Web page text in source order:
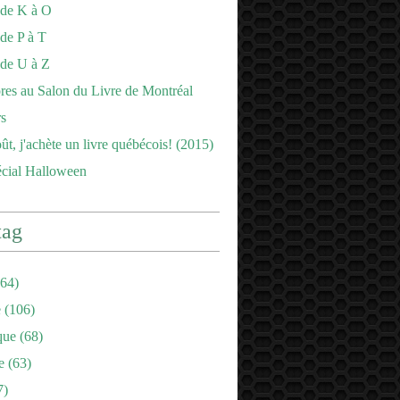
K à O
P à T
U à Z
au Salon du Livre de Montréal
j'achète un livre québécois! (2015)
Halloween
(106)
(68)
(63)